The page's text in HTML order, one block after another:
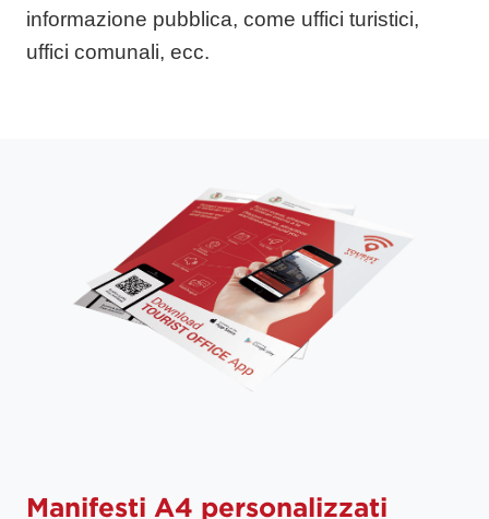
informazione pubblica, come uffici turistici,
uffici comunali, ecc.
Manifesti A4 personalizzati